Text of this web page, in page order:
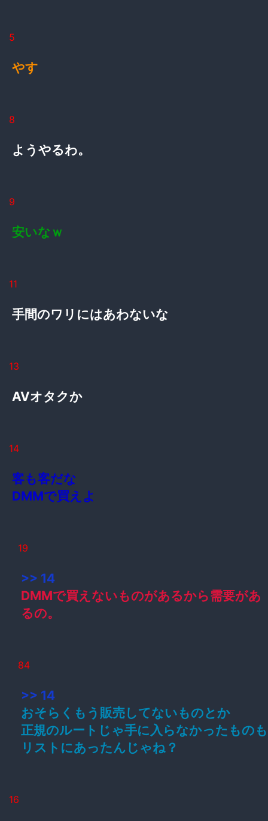
5
やす
8
ようやるわ。
9
安いなｗ
11
手間のワリにはあわないな
13
AVオタクか
14
客も客だな
DMMで買えよ
19
>> 14
DMMで買えないものがあるから需要があ
るの。
84
>> 14
おそらくもう販売してないものとか
正規のルートじゃ手に入らなかったものも
リストにあったんじゃね？
16